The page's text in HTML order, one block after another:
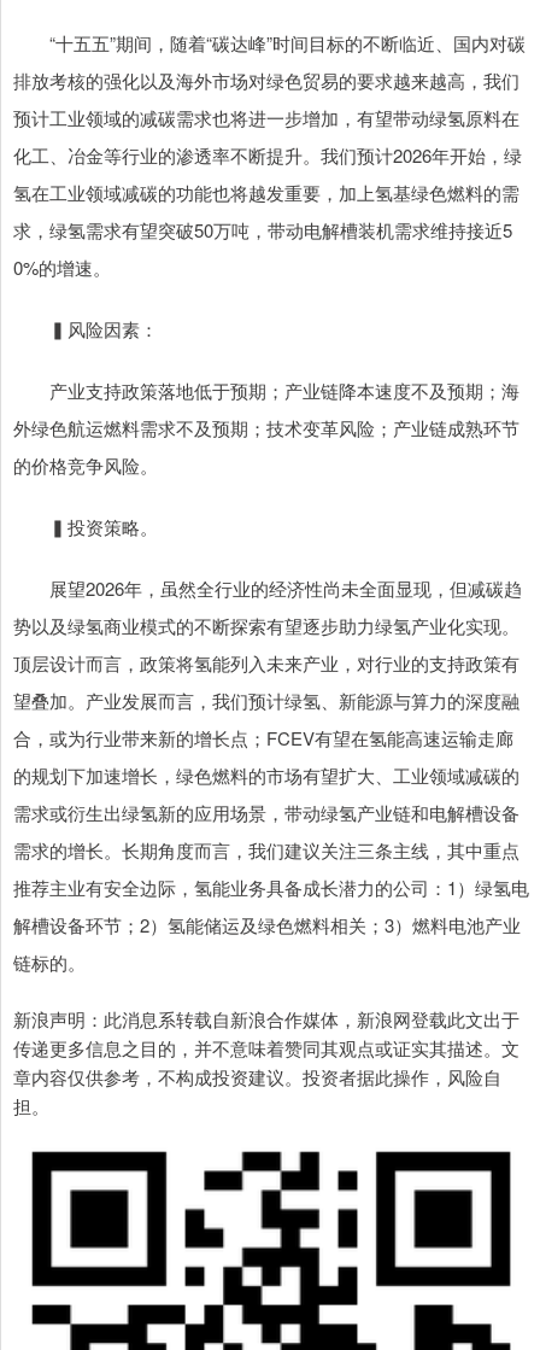
“十五五”期间，随着“碳达峰”时间目标的不断临近、国内对碳
排放考核的强化以及海外市场对绿色贸易的要求越来越高，我们
预计工业领域的减碳需求也将进一步增加，有望带动绿氢原料在
化工、冶金等行业的渗透率不断提升。我们预计2026年开始，绿
氢在工业领域减碳的功能也将越发重要，加上氢基绿色燃料的需
求，绿氢需求有望突破50万吨，带动电解槽装机需求维持接近5
0%的增速。
▍风险因素：
产业支持政策落地低于预期；产业链降本速度不及预期；海
外绿色航运燃料需求不及预期；技术变革风险；产业链成熟环节
的价格竞争风险。
▍投资策略。
展望2026年，虽然全行业的经济性尚未全面显现，但减碳趋
势以及绿氢商业模式的不断探索有望逐步助力绿氢产业化实现。
顶层设计而言，政策将氢能列入未来产业，对行业的支持政策有
望叠加。产业发展而言，我们预计绿氢、新能源与算力的深度融
合，或为行业带来新的增长点；FCEV有望在氢能高速运输走廊
的规划下加速增长，绿色燃料的市场有望扩大、工业领域减碳的
需求或衍生出绿氢新的应用场景，带动绿氢产业链和电解槽设备
需求的增长。长期角度而言，我们建议关注三条主线，其中重点
推荐主业有安全边际，氢能业务具备成长潜力的公司：1）绿氢电
解槽设备环节；2）氢能储运及绿色燃料相关；3）燃料电池产业
链标的。
新浪声明：此消息系转载自新浪合作媒体，新浪网登载此文出于
传递更多信息之目的，并不意味着赞同其观点或证实其描述。文
章内容仅供参考，不构成投资建议。投资者据此操作，风险自
担。